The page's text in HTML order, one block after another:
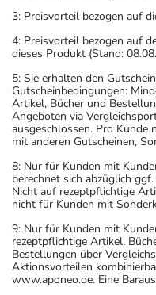
3: Preisvorteil bezogen auf
4: Preisvorteil bezogen auf
dieses Produkt (Stand:
5: Sie erhalten den
Gutscheinbedingungen:
Artikel, Bücher und
Angeboten via
ausgeschlossen. Pro Kunde
mit anderen Gutscheinen,
8: Nur für Kunden mit
berechnet sich abzüglich
Nicht auf rezeptpflichtige
nicht für Kunden mit
9: Nur für Kunden mit
rezeptpflichtige Artikel,
Bestellungen über
Aktionsvorteilen
www.aponeo.de. Eine